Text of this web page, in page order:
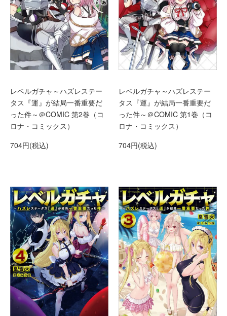
レベルガチャ～ハズレステー
タス『運』が結局一番重要だ
った件～＠COMIC 第2巻（コ
ロナ・コミックス）
704円(税込)
レベルガチャ～ハズレステー
タス『運』が結局一番重要だ
った件～＠COMIC 第1巻（コ
ロナ・コミックス）
704円(税込)